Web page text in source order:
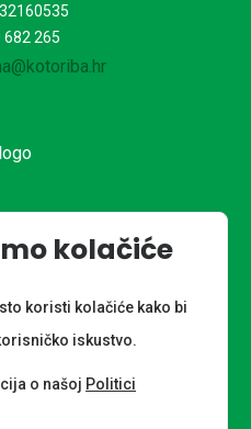
682 265
by
kolačiće
koristi kolačiće kako bi
iskustvo.
o našoj Politici